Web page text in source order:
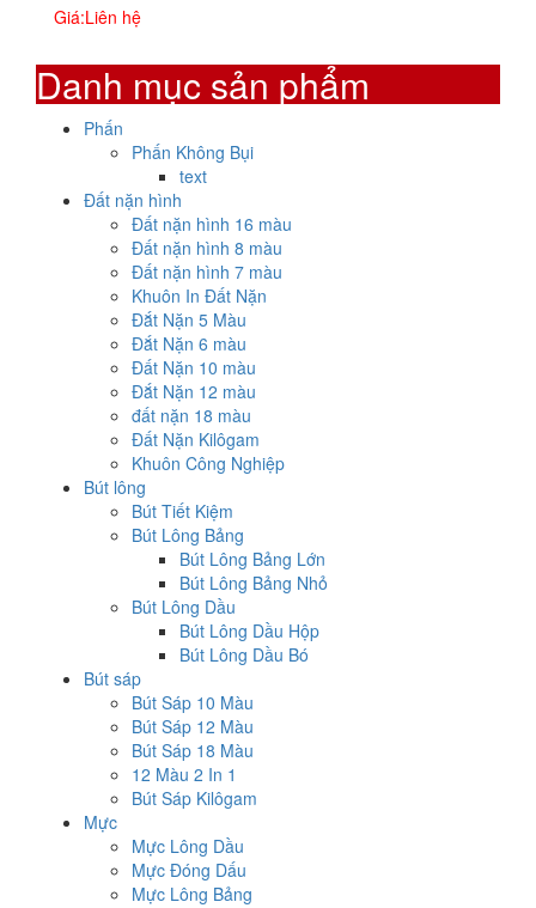
Giá:Liên hệ
Danh mục sản phẩm
Phấn
Phấn Không Bụi
text
Đất nặn hình
Đất nặn hình 16 màu
Đất nặn hình 8 màu
Đất nặn hình 7 màu
Khuôn In Đất Nặn
Đắt Nặn 5 Màu
Đắt Nặn 6 màu
Đất Nặn 10 màu
Đắt Nặn 12 màu
đất nặn 18 màu
Đất Nặn Kilôgam
Khuôn Công Nghiệp
Bút lông
Bút Tiết Kiệm
Bút Lông Bảng
Bút Lông Bảng Lớn
Bút Lông Bảng Nhỏ
Bút Lông Dầu
Bút Lông Dầu Hộp
Bút Lông Dầu Bó
Bút sáp
Bút Sáp 10 Màu
Bút Sáp 12 Màu
Bút Sáp 18 Màu
12 Màu 2 In 1
Bút Sáp Kilôgam
Mực
Mực Lông Dầu
Mực Đóng Dấu
Mực Lông Bảng